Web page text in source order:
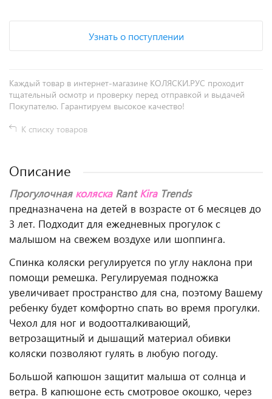
Узнать о поступлении
Каждый товар в интернет-магазине КОЛЯСКИ.РУС проходит
тщательный осмотр и проверку перед отправкой и выдачей
Покупателю. Гарантируем высокое качество!
К списку товаров
Описание
Прогулочная коляска RantKira Trends
предназначена на детей в возрасте от 6 месяцев до
3 лет. Подходит для ежедневных прогулок с
малышом на свежем воздухе или шоппинга.
Спинка коляски регулируется по углу наклона при
помощи ремешка. Регулируемая подножка
увеличивает пространство для сна, поэтому Вашему
ребенку будет комфортно спать во время прогулки.
Чехол для ног и водоотталкивающий,
ветрозащитный и дышащий материал обивки
коляски позволяют гулять в любую погоду.
Большой капюшон защитит малыша от солнца и
ветра. В капюшоне есть смотровое окошко, через